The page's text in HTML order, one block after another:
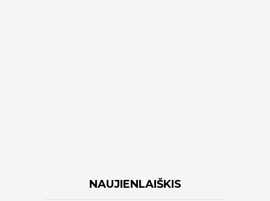
NAUJIENLAIŠKIS